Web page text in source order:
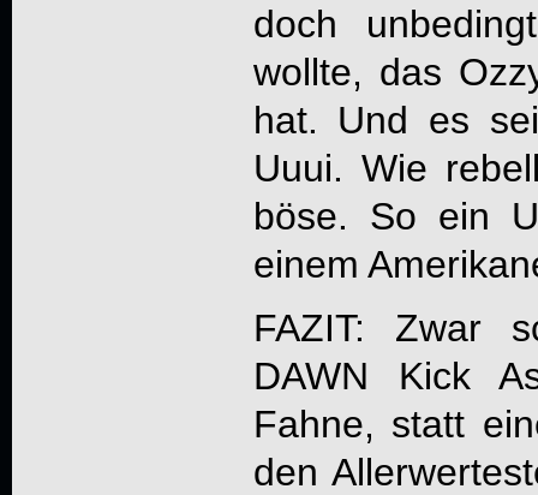
doch
wollte, das
hat. Und es
Uuui. Wie
böse. So ein
einem
FAZIT: Zwar
DAWN Kick
Fahne, statt
den